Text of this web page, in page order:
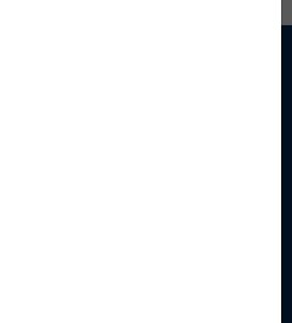
Sie persönliche Beratung?
kompetent und